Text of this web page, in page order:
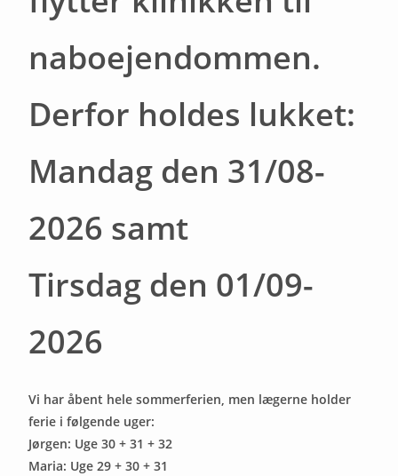
naboejendommen.
Derfor holdes lukket:
Mandag den 31/08-
2026 samt
Tirsdag den 01/09-
2026
Vi har åbent hele sommerferien, men lægerne holder
ferie i følgende uger:
Jørgen: Uge 30 + 31 + 32
Maria: Uge 29 + 30 + 31